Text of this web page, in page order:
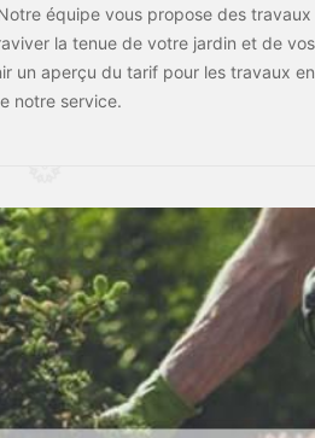
équipe vous propose des travaux
la tenue de votre jardin et de vos
un aperçu du tarif pour les travaux en
notre service.